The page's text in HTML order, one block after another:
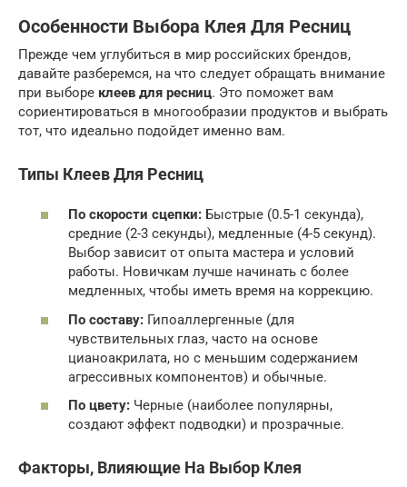
Особенности Выбора Клея Для Ресниц
Прежде чем углубиться в мир российских брендов,
давайте разберемся, на что следует обращать внимание
при выборе клеев для ресниц. Это поможет вам
сориентироваться в многообразии продуктов и выбрать
тот, что идеально подойдет именно вам.
Типы Клеев Для Ресниц
По скорости сцепки: Быстрые (0.5-1 секунда),
средние (2-3 секунды), медленные (4-5 секунд).
Выбор зависит от опыта мастера и условий
работы. Новичкам лучше начинать с более
медленных, чтобы иметь время на коррекцию.
По составу: Гипоаллергенные (для
чувствительных глаз, часто на основе
цианоакрилата, но с меньшим содержанием
агрессивных компонентов) и обычные.
По цвету: Черные (наиболее популярны,
создают эффект подводки) и прозрачные.
Факторы, Влияющие На Выбор Клея